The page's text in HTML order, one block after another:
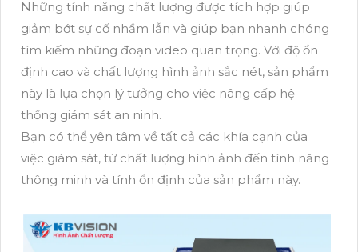
Những tính năng chất lượng được tích hợp giúp
giảm bớt sự cố nhầm lẫn và giúp bạn nhanh chóng
tìm kiếm những đoạn video quan trọng. Với độ ổn
định cao và chất lượng hình ảnh sắc nét, sản phẩm
này là lựa chọn lý tưởng cho việc nâng cấp hệ
thống giám sát an ninh.
Bạn có thể yên tâm về tất cả các khía cạnh của
việc giám sát, từ chất lượng hình ảnh đến tính năng
thông minh và tính ổn định của sản phẩm này.